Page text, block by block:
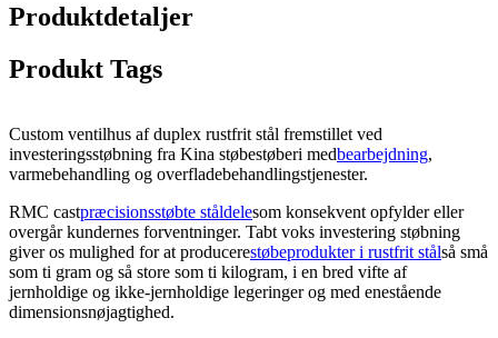
Produktdetaljer
Produkt Tags
Custom ventilhus af duplex rustfrit stål fremstillet ved
investeringsstøbning fra Kina støbestøberi medbearbejdning,
varmebehandling og overfladebehandlingstjenester.
RMC castpræcisionsstøbte ståldelesom konsekvent opfylder eller
overgår kundernes forventninger. Tabt voks investering støbning
giver os mulighed for at producerestøbeprodukter i rustfrit stålså små
som ti gram og så store som ti kilogram, i en bred vifte af
jernholdige og ikke-jernholdige legeringer og med enestående
dimensionsnøjagtighed.